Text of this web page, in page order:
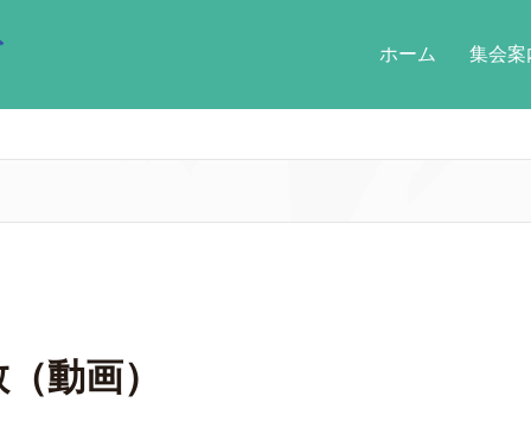
ホーム 集会案
動画）